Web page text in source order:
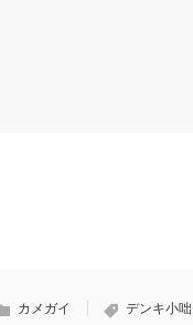
カメガイ デンキ小咄